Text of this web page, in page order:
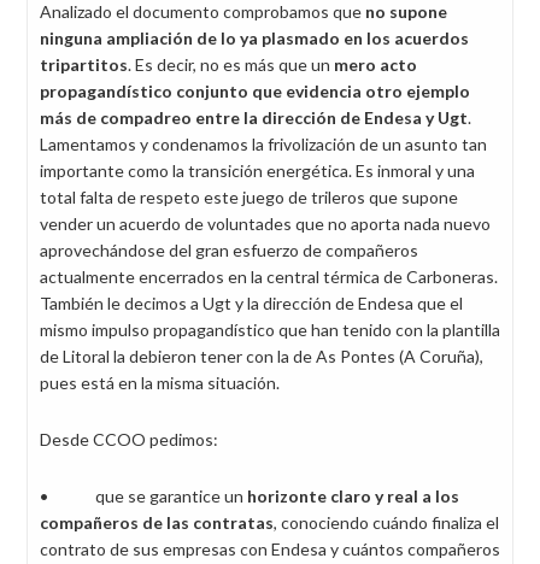
Analizado el documento comprobamos que no supone
ninguna ampliación de lo ya plasmado en los acuerdos
tripartitos. Es decir, no es más que un mero acto
propagandístico conjunto que evidencia otro ejemplo
más de compadreo entre la dirección de Endesa y Ugt.
Lamentamos y condenamos la frivolización de un asunto tan
importante como la transición energética. Es inmoral y una
total falta de respeto este juego de trileros que supone
vender un acuerdo de voluntades que no aporta nada nuevo
aprovechándose del gran esfuerzo de compañeros
actualmente encerrados en la central térmica de Carboneras.
También le decimos a Ugt y la dirección de Endesa que el
mismo impulso propagandístico que han tenido con la plantilla
de Litoral la debieron tener con la de As Pontes (A Coruña),
pues está en la misma situación.
Desde CCOO pedimos:
• que se garantice un horizonte claro y real a los
compañeros de las contratas, conociendo cuándo finaliza el
contrato de sus empresas con Endesa y cuántos compañeros